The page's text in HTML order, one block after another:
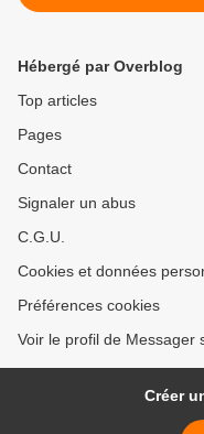
Hébergé par Overblog
Top articles
Pages
Contact
Signaler un abus
C.G.U.
Cookies et données
Préférences cookies
Voir le profil de Messager
Créer